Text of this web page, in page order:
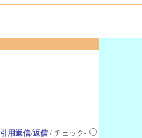
引用返信/返信/ チェック-